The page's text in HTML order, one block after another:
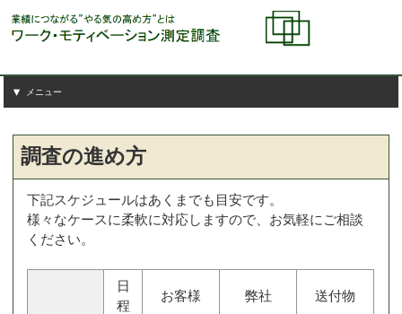
メニュー
調査の進め方
下記スケジュールはあくまでも目安です。
様々なケースに柔軟に対応しますので、お気軽にご相談
ください。
日
程
お客様 弊社 送付物